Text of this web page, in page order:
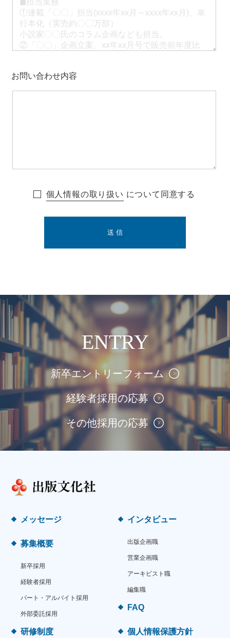
お問い合わせ内容
個人情報の取り扱い について同意する
ENTRY
新卒エントリーフォーム
経験者採用の応募
その他採用の応募
メッセージ
募集概要
新卒採用
経験者採用
パート・アルバイト採用
外部委託採用
研修制度
インタビュー
出版企画職
営業企画職
アーキビスト職
編集職
FAQ
個人情報保護方針